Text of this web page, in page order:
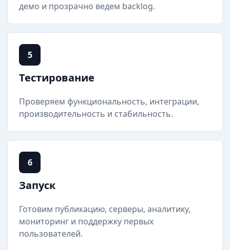
демо и прозрачно ведем backlog.
5
Тестирование
Проверяем функциональность, интеграции,
производительность и стабильность.
6
Запуск
Готовим публикацию, серверы, аналитику,
мониторинг и поддержку первых
пользователей.